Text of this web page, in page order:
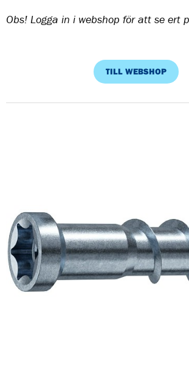
Obs! Logga in i webshop för att se ert
TILL WEBSHOP